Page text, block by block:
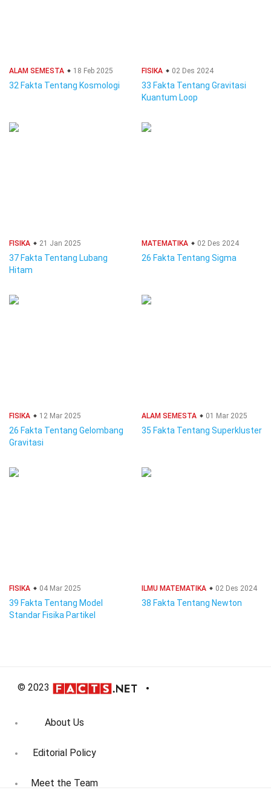
ALAM SEMESTA 18 Feb 2025
32 Fakta Tentang Kosmologi
FISIKA 02 Des 2024
33 Fakta Tentang Gravitasi
Kuantum Loop
FISIKA 21 Jan 2025
37 Fakta Tentang Lubang
Hitam
MATEMATIKA 02 Des 2024
26 Fakta Tentang Sigma
FISIKA 12 Mar 2025
26 Fakta Tentang Gelombang
Gravitasi
ALAM SEMESTA 01 Mar 2025
35 Fakta Tentang Superkluster
FISIKA 04 Mar 2025
39 Fakta Tentang Model
Standar Fisika Partikel
ILMU MATEMATIKA 02 Des 2024
38 Fakta Tentang Newton
© 2023
About Us
Editorial Policy
Meet the Team